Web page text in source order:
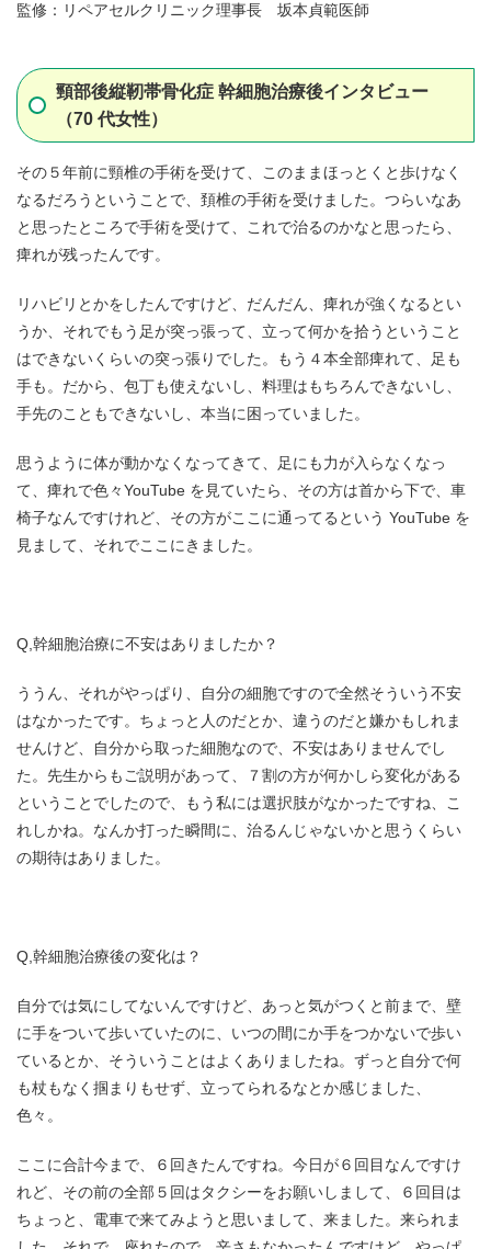
監修：リペアセルクリニック理事長 坂本貞範医師
頸部後縦靭帯⾻化症 幹細胞治療後インタビュー
（70 代⼥性）
その５年前に頸椎の⼿術を受けて、このままほっとくと歩けなく
なるだろうということで、頚椎の⼿術を受けました。つらいなあ
と思ったところで⼿術を受けて、これで治るのかなと思ったら、
痺れが残ったんです。
リハビリとかをしたんですけど、だんだん、痺れが強くなるとい
うか、それでもう⾜が突っ張って、⽴って何かを拾うということ
はできないくらいの突っ張りでした。もう４本全部痺れて、⾜も
⼿も。だから、包丁も使えないし、料理はもちろんできないし、
⼿先のこともできないし、本当に困っていました。
思うように体が動かなくなってきて、⾜にも⼒が⼊らなくなっ
て、痺れで⾊々YouTube を⾒ていたら、その⽅は⾸から下で、⾞
椅⼦なんですけれど、その⽅がここに通ってるという YouTube を
⾒まして、それでここにきました。
Q,幹細胞治療に不安はありましたか？
ううん、それがやっぱり、⾃分の細胞ですので全然そういう不安
はなかったです。ちょっと⼈のだとか、違うのだと嫌かもしれま
せんけど、⾃分から取った細胞なので、不安はありませんでし
た。先⽣からもご説明があって、７割の⽅が何かしら変化がある
ということでしたので、もう私には選択肢がなかったですね、こ
れしかね。なんか打った瞬間に、治るんじゃないかと思うくらい
の期待はありました。
Q,幹細胞治療後の変化は？
自分では気にしてないんですけど、あっと気がつくと前まで、壁
に⼿をついて歩いていたのに、いつの間にか⼿をつかないで歩い
ているとか、そういうことはよくありましたね。ずっと⾃分で何
も杖もなく掴まりもせず、⽴ってられるなとか感じました、
⾊々。
ここに合計今まで、６回きたんですね。今⽇が６回⽬なんですけ
れど、その前の全部５回はタクシーをお願いしまして、６回⽬は
ちょっと、電⾞で来てみようと思いまして、来ました。来られま